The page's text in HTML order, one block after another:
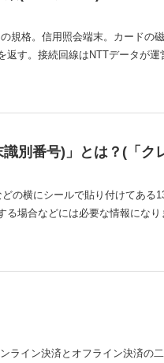
規格。信用照会端末。カードの
返す。接続回線はNTTデータが
識別番号)」とは？(「ク
の横にシールで貼り付けてある
る場合などには必要な情報にな
ライン決済とオフライン決済の